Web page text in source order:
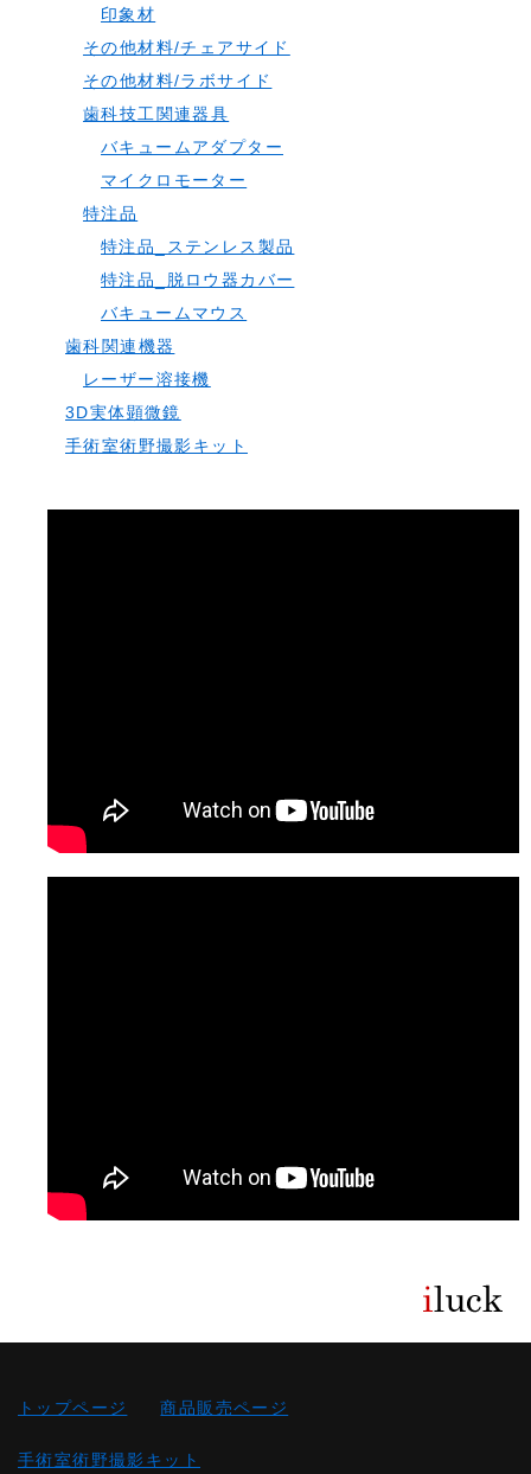
印象材
その他材料/チェアサイド
その他材料/ラボサイド
歯科技工関連器具
バキュームアダプター
マイクロモーター
特注品
特注品_ステンレス製品
特注品_脱ロウ器カバー
バキュームマウス
歯科関連機器
レーザー溶接機
3D実体顕微鏡
手術室術野撮影キット
トップページ 商品販売ページ
手術室術野撮影キット